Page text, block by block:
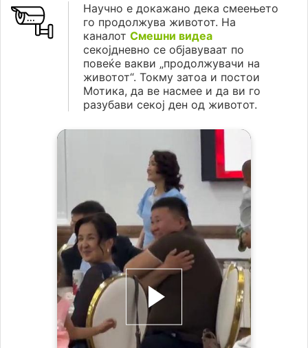
Научно е докажано дека смеењето
го продолжува животот. На
каналот Смешни видеа
секојдневно се објавуваат по
повеќе вакви „продолжувачи на
животот“. Токму затоа и постои
Мотика, да ве насмее и да ви го
разубави секој ден од животот.